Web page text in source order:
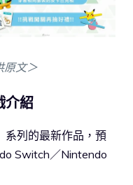
原文＞
介紹
系列的最新作品，預
Switch／Nintendo